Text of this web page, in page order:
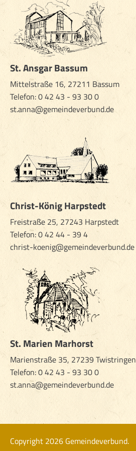
St. Ansgar Bassum
Mittelstraße 16, 27211 Bassum
Telefon: 0 42 43 - 93 30 0
st.anna@gemeindeverbund.de
Christ-König Harpstedt
Freistraße 25, 27243 Harpstedt
Telefon:0 42 44 - 39 4
christ-koenig@gemeindeverbund.de
St. Marien Marhorst
Marienstraße 35, 27239 Twistringen
Telefon:0 42 43 - 93 30 0
st.anna@gemeindeverbund.de
Copyright 2026 Gemeindeverbund.